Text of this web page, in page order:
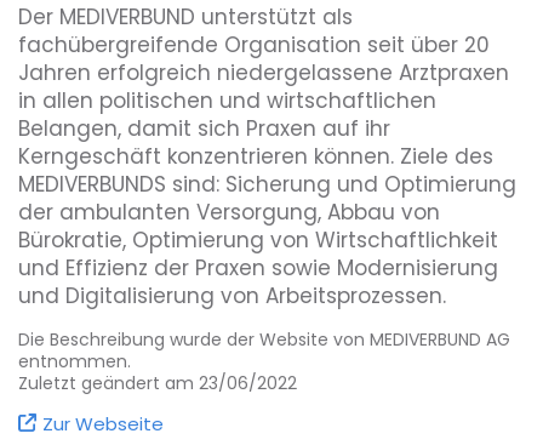
Der MEDIVERBUND unterstützt als
fachübergreifende Organisation seit über 20
Jahren erfolgreich niedergelassene Arztpraxen
in allen politischen und wirtschaftlichen
Belangen, damit sich Praxen auf ihr
Kerngeschäft konzentrieren können. Ziele des
MEDIVERBUNDS sind: Sicherung und Optimierung
der ambulanten Versorgung, Abbau von
Bürokratie, Optimierung von Wirtschaftlichkeit
und Effizienz der Praxen sowie Modernisierung
und Digitalisierung von Arbeitsprozessen.
Die Beschreibung wurde der Website von MEDIVERBUND AG
entnommen.
Zuletzt geändert am 23/06/2022
Zur Webseite